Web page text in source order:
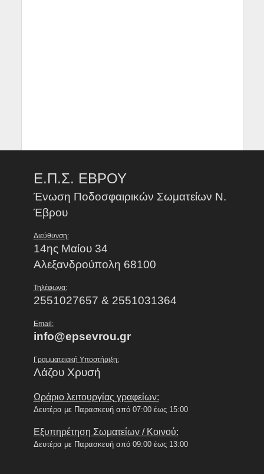
Ε.Π.Σ. ΕΒΡΟΥ
Ένωση Ποδοσφαιρικών Σωματείων Ν.
Έβρου
Διεύθυνση:
14ης Μαίου 34
Αλεξανδρούπολη 68100
Τηλέφωνα:
2551027657 & 2551031364
Email:
info@epsevrou.gr
Γραμματειακή Υποστήριξη:
Λάζου Χρυσή
Ωράριο λειτουργίας γραφείων:
Δευτέρα με Παρασκευή από 07:00 έως 15:00
Εξυπηρέτηση Σωματείων / Κοινού:
Δευτέρα με Παρασκευή από 09:00 έως 13:00